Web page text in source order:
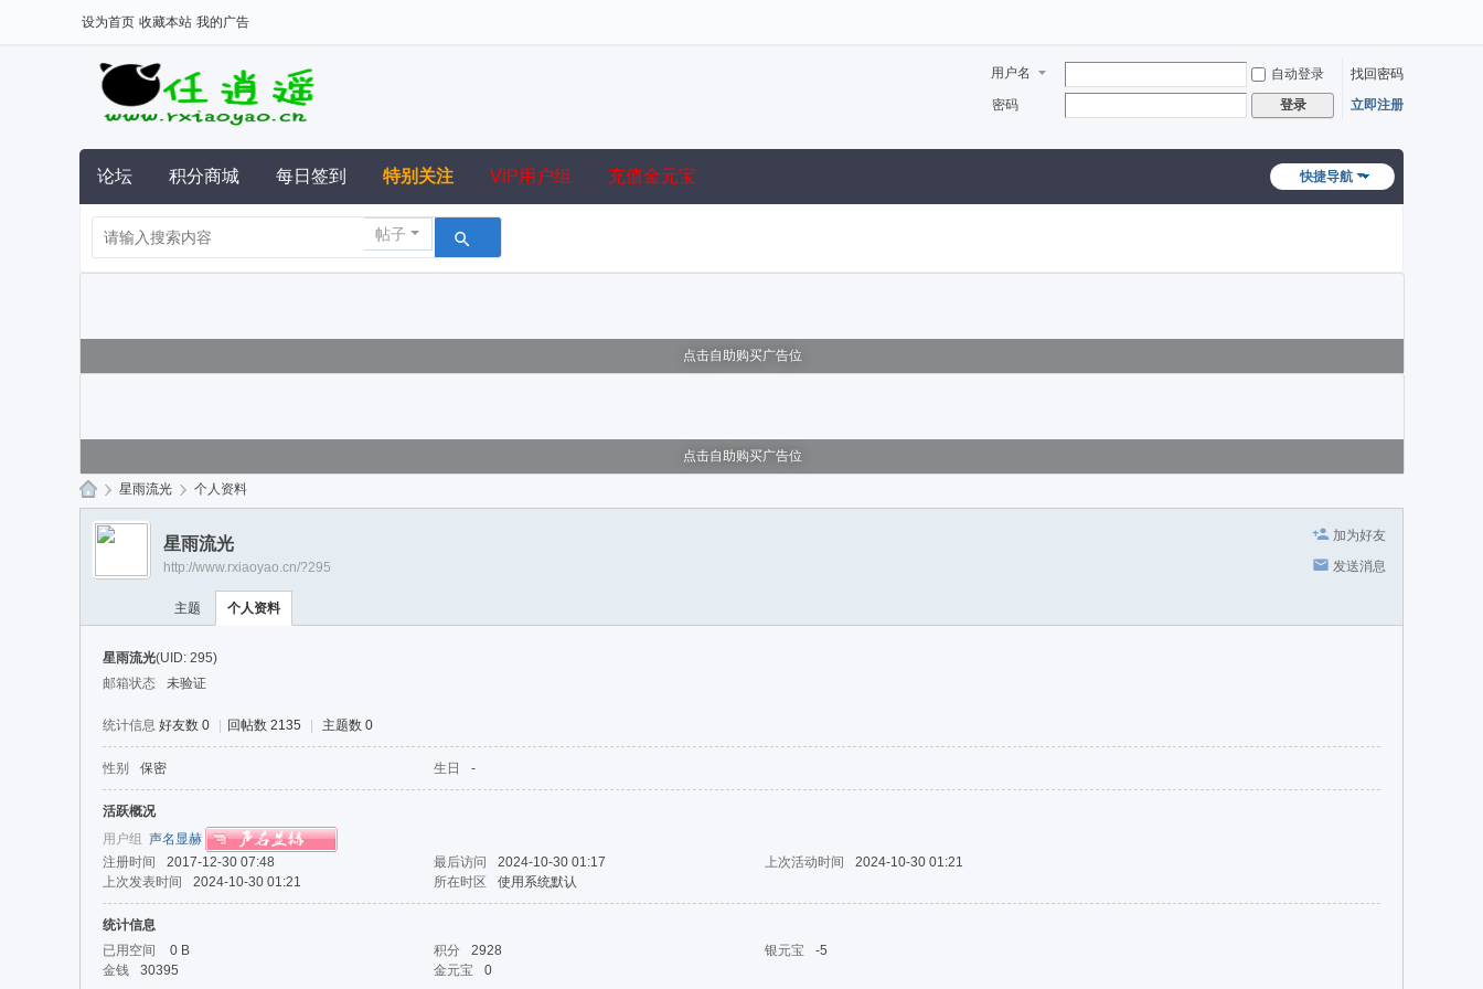
设为首页 收藏本站 我的广告
用户名 自动登录
找回密码
密码
登录 立即注册
快捷导航
论坛 积分商城 每日签到 特别关注 VIP用户组 充值金元宝
帖子
点击自助购买广告位
点击自助购买广告位
任
遥
› 星雨流光 › 个人资料
加为好友
发送消息
星雨流光
http://www.rxiaoyao.cn/?295
主题 个人资料
星雨流光(UID: 295)
邮箱状态
未验证
统计信息 好友数 0 回帖数 2135 主题数 0
性别 保密 生日 -
活跃概况
用户组 声名显赫
注册时间
2017-12-30 07:48 最后访问 2024-10-30 01:17 上次活动时间
2024-10-30 01:21
上次发表时间
2024-10-30 01:21 所在时区 使用系统默认
统计信息
已用空间
0 B 积分 2928 银元宝
-5
金钱
30395 金元宝 0